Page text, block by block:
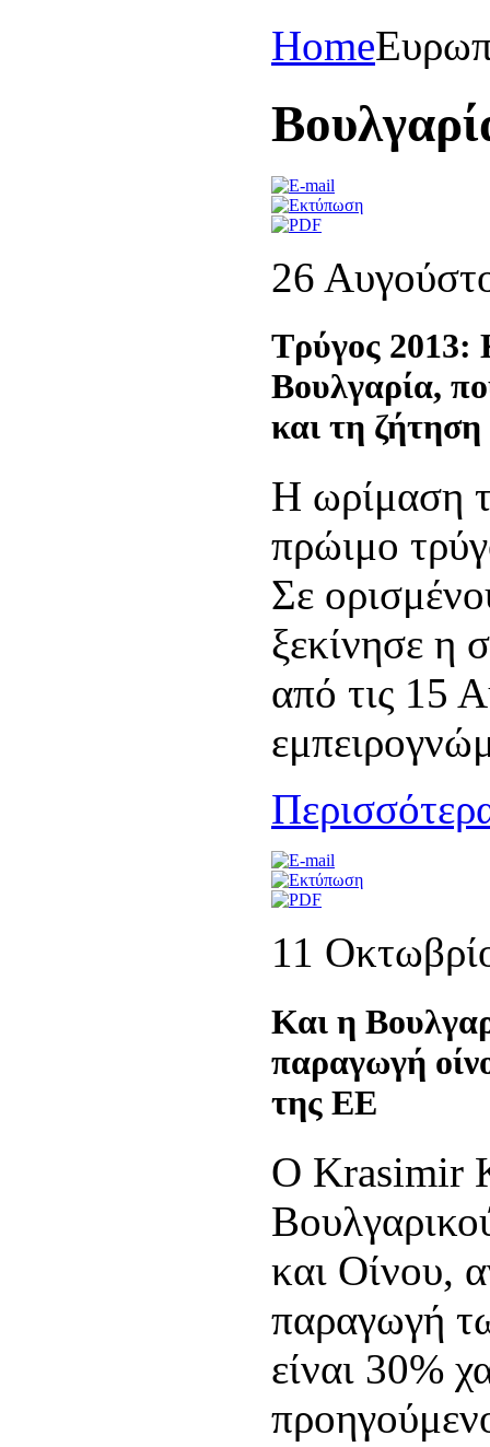
Home
26
Τρύγος 2013:
Βουλγαρία,
και τη ζήτηση
Η ωρίμαση
πρώιμο
Σε
ξεκίνησε η
από τις 15
11
Και η
παραγωγή
της ΕΕ
Ο Krasimir
και Οίνου,
παραγωγή
είναι 30%